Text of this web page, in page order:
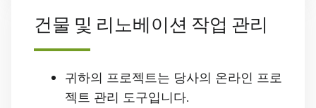
건물 및 리노베이션 작업 관리
귀하의 프로젝트는 당사의 온라인 프로
젝트 관리 도구입니다.